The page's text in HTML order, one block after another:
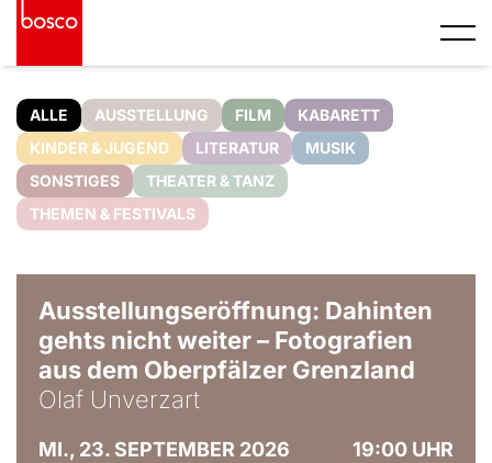
ALLE AUSSTELLUNG FILM
KABARETT
KINDER & JUGEND
LITERATUR
MUSIK
SONSTIGES
THEATER & TANZ
THEMEN & FESTIVALS
Ausstellungseröffnung: Dahinten
gehts nicht weiter – Fotografien
aus dem Oberpfälzer Grenzland
Olaf Unverzart
MI., 23. SEPTEMBER 2026 19:00 UHR